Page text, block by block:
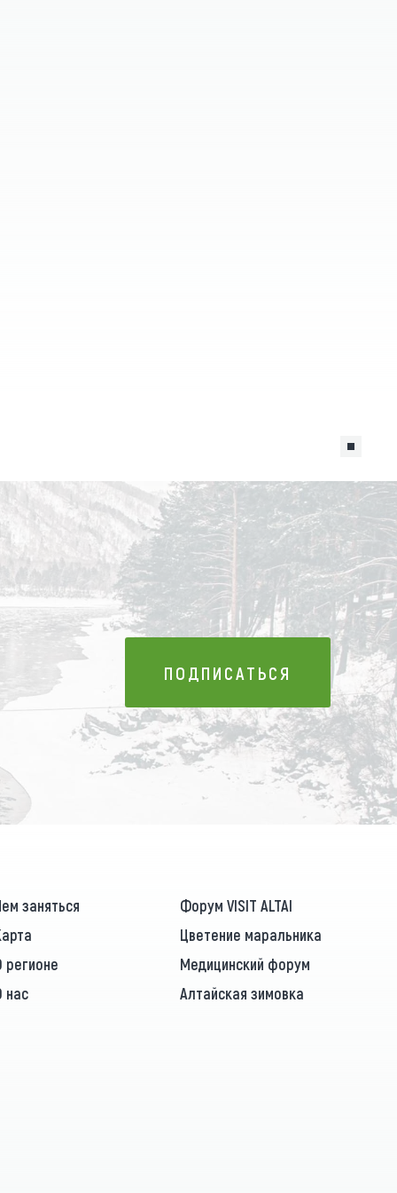
ПОДПИСАТЬСЯ
ПОДПИСАТЬСЯ
заняться
Форум VISIT ALTAI
Цветение маральника
регионе
Медицинский форум
нас
Алтайская зимовка